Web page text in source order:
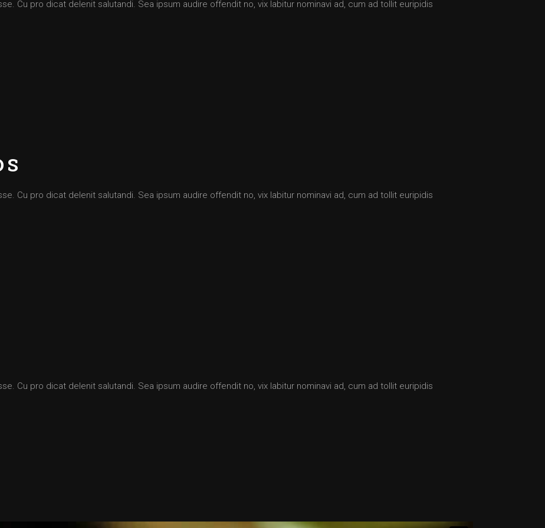
Cu pro dicat delenit salutandi. Sea ipsum audire offendit no, vix labitur nominavi ad, cum ad tollit euripidis
Cu pro dicat delenit salutandi. Sea ipsum audire offendit no, vix labitur nominavi ad, cum ad tollit euripidis
Cu pro dicat delenit salutandi. Sea ipsum audire offendit no, vix labitur nominavi ad, cum ad tollit euripidis